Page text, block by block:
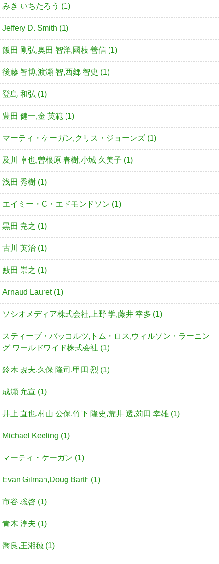
みき いちたろう (1)
Jeffery D. Smith (1)
飯田 剛弘,奥田 智洋,國枝 善信 (1)
後藤 智博,渡瀬 智,西郷 智史 (1)
登島 和弘 (1)
豊田 健一,金 英範 (1)
マーティ・ケーガン,クリス・ジョーンズ (1)
及川 卓也,曽根原 春樹,小城 久美子 (1)
浅田 秀樹 (1)
エイミー・C・エドモンドソン (1)
黒田 尭之 (1)
古川 英治 (1)
藪田 崇之 (1)
Arnaud Lauret (1)
ソシオメディア株式会社,上野 学,藤井 幸多 (1)
スティーブ・バッコルツ,トム・ロス,ウィルソン・ラーニン
グ ワールドワイド株式会社 (1)
鈴木 規夫,久保 隆司,甲田 烈 (1)
成瀬 允宣 (1)
井上 直也,村山 公保,竹下 隆史,荒井 透,苅田 幸雄 (1)
Michael Keeling (1)
マーティ・ケーガン (1)
Evan Gilman,Doug Barth (1)
市谷 聡啓 (1)
青木 淳夫 (1)
喬良,王湘穂 (1)